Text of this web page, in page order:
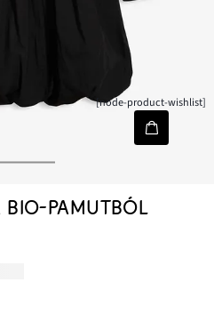
[node-product-wishlist]
BIO-PAMUTBÓL